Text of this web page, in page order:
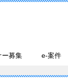
ー募集 e-案件